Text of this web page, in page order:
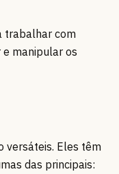
trabalhar com
e manipular os
versáteis. Eles têm
das principais: